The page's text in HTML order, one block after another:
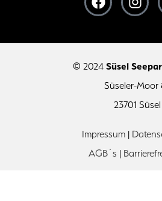
© 2024 Süsel
Süseler-Moor
23701 Süsel
Impressum |
AGB´s |